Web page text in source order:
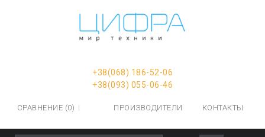
+38(068) 186-52-06
+38(093) 055-06-46
СРАВНЕНИЕ (0) ПРОИЗВОДИТЕЛИ КОНТАКТЫ